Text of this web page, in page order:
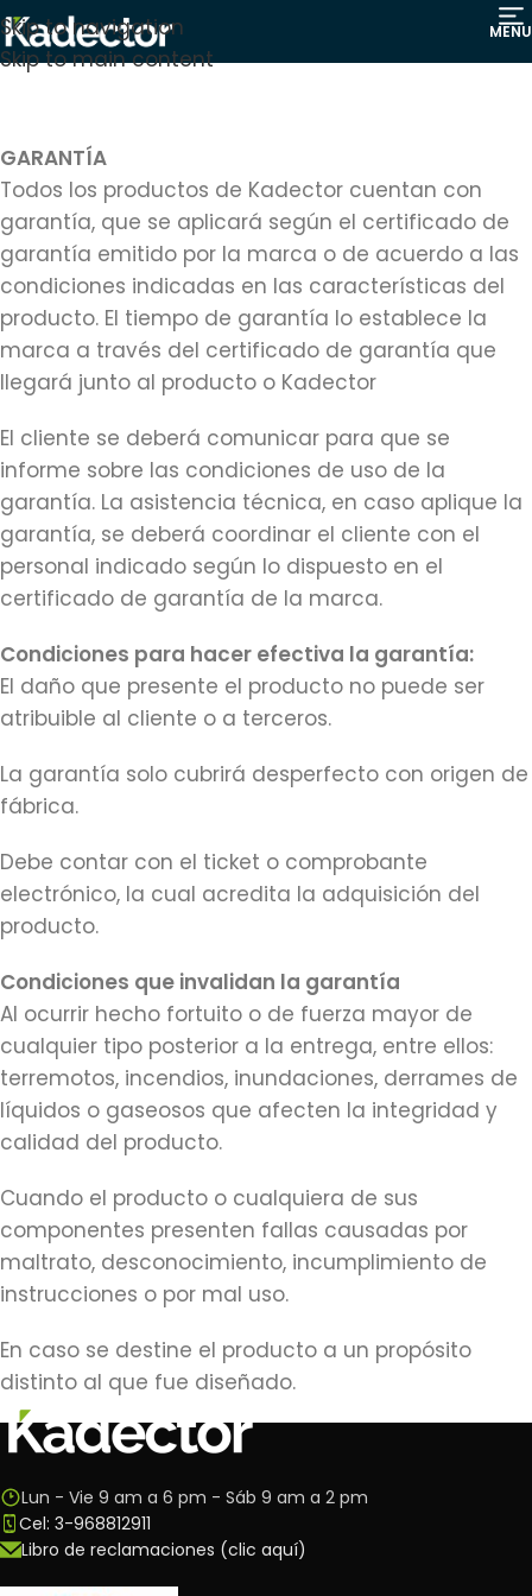
Skip to navigation
Skip to main content
MENU
GARANTÍA
Todos los productos de Kadector cuentan con
garantía, que se aplicará según el certificado de
garantía emitido por la marca o de acuerdo a las
condiciones indicadas en las características del
producto. El tiempo de garantía lo establece la
marca a través del certificado de garantía que
llegará junto al producto o Kadector
El cliente se deberá comunicar para que se
informe sobre las condiciones de uso de la
garantía. La asistencia técnica, en caso aplique la
garantía, se deberá coordinar el cliente con el
personal indicado según lo dispuesto en el
certificado de garantía de la marca.
Condiciones para hacer efectiva la garantía:
El daño que presente el producto no puede ser
atribuible al cliente o a terceros.
La garantía solo cubrirá desperfecto con origen de
fábrica.
Debe contar con el ticket o comprobante
electrónico, la cual acredita la adquisición del
producto.
Condiciones que invalidan la garantía
Al ocurrir hecho fortuito o de fuerza mayor de
cualquier tipo posterior a la entrega, entre ellos:
terremotos, incendios, inundaciones, derrames de
líquidos o gaseosos que afecten la integridad y
calidad del producto.
Cuando el producto o cualquiera de sus
componentes presenten fallas causadas por
maltrato, desconocimiento, incumplimiento de
instrucciones o por mal uso.
En caso se destine el producto a un propósito
distinto al que fue diseñado.
Lun - Vie 9 am a 6 pm - Sáb 9 am a 2 pm
Cel: 3-968812911
Libro de reclamaciones (clic aquí)